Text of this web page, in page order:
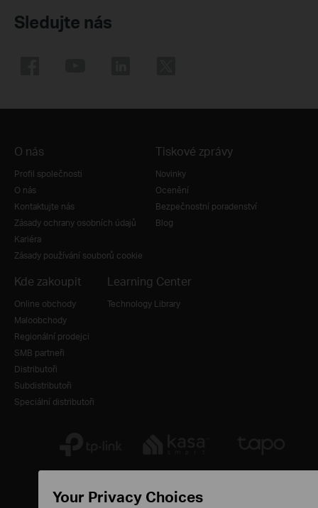
Sledujte nás
O nás
Profil společnosti
O nás
Kontaktujte nás
Zásady ochrany osobních údajů
Kariéra
Zásady používání souborů cookie
Tiskové zprávy
Novinky
Ocenění
Bezpečnostní poradenství
Blog
Kde zakoupit
Online obchody
Maloobchody
Regionální prodejci
SMB partneři
Distributoři
Subdistributoři
Speciální distributoři
Learning Center
Technology Library
Your Privacy Choices